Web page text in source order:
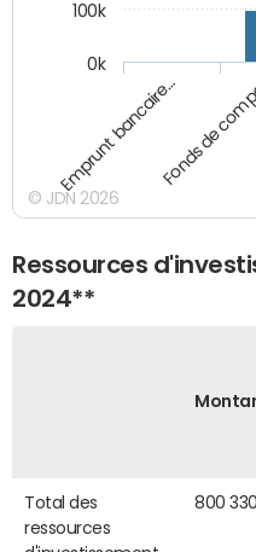
Emprunt bancaire…Fonds de
0k
100k
© JDN 2026
Ressources
2024**
Total des
ressources
800